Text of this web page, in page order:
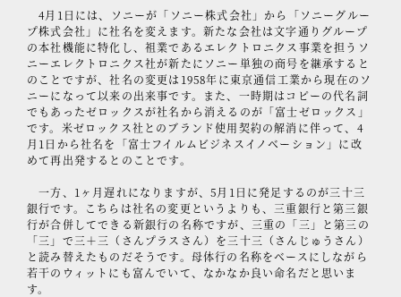
税理士変更をお考えの方
メールマガジン登録
ニュース
Twitter
Facebook
4月1日には、ソニーが「ソニー株式会社」から「ソニーグルー
プ株式会社」に社名を変えます。新たな会社は文字通りグループ
の本社機能に特化し、祖業であるエレクトロニクス事業を担うソ
ニーエレクトロニクス社が新たにソニー単独の商号を継承すると
のことですが、社名の変更は1958年に東京通信工業から現在のソ
ニーになって以来の出来事です。また、一時期はコピーの代名詞
でもあったゼロックスが社名から消えるのが「富士ゼロックス」
です。米ゼロックス社とのブランド使用契約の解消に伴って、4
月1日から社名を「富士フイルムビジネスイノベーション」に改
めて再出発するとのことです。
一方、1ヶ月遅れになりますが、5月1日に発足するのが三十三
銀行です。こちらは社名の変更というよりも、三重銀行と第三銀
行が合併してできる新銀行の名称ですが、三重の「三」と第三の
「三」で三＋三（さんプラスさん）を三十三（さんじゅうさん）
と読み替えたものだそうです。母体行の名称をベースにしながら
若干のウィットにも富んでいて、なかなか良い命名だと思いま
す。